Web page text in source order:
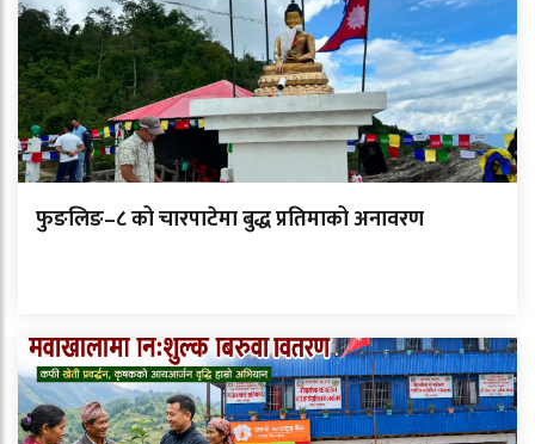
फुङलिङ–८ को चारपाटेमा बुद्ध प्रतिमाको अनावरण